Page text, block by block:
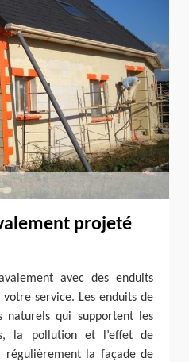
projeté
avec des enduits
service. Les enduits de
naturels qui supportent les
la pollution et l’effet de
régulièrement la façade de